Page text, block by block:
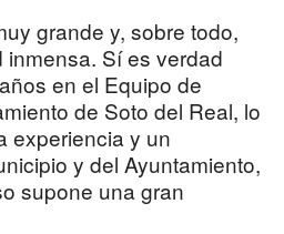
grande y, sobre todo,
Sí es verdad
en el Equipo de
de Soto del Real, lo
experiencia y un
y del Ayuntamiento,
supone una gran